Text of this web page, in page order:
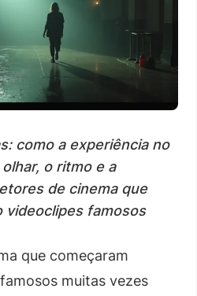
como a experiência no
o ritmo e a
de cinema que
videoclipes famosos
que começaram
muitas vezes